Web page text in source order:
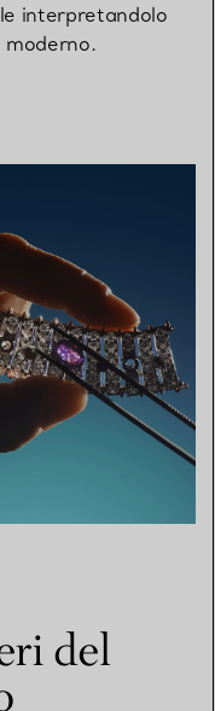
interpretandolo
del